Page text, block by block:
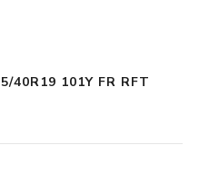
40R19 101Y FR RFT